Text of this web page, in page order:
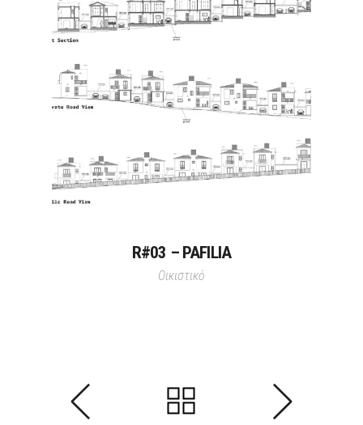
R#03 – PAFILIA
Οικιστικό